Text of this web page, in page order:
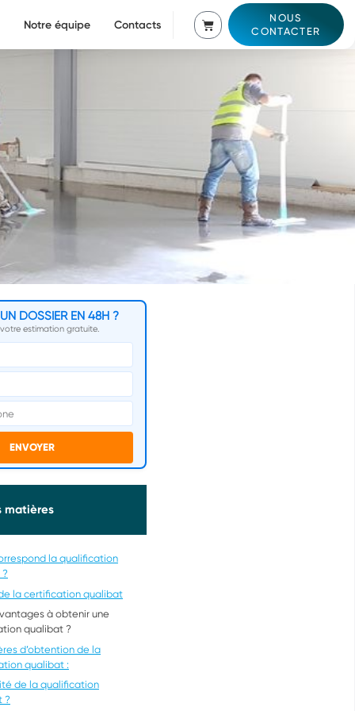
Notre équipe Contacts
NOUS
CONTACTER
DOSSIER EN 48H ?
estimation gratuite.
ENVOYER
matières
la qualification
la certification qualibat
à obtenir une
qualibat ?
d’obtention de la
qualibat :
de la qualification
?